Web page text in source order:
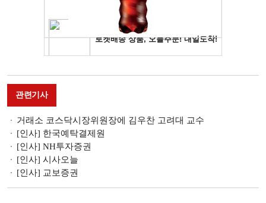
관련기사
거래소 코스닥시장위원장에 김우찬 고려대 교수
[인사] 한국예탁결제원
[인사] NH투자증권
[인사] 시사오늘
[인사] 교보증권